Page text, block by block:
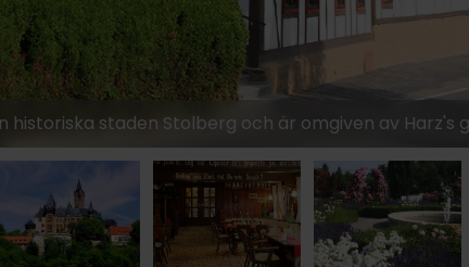
staden Stolberg och är omgiven av Harz's
2249:-
1249:-
1199:-